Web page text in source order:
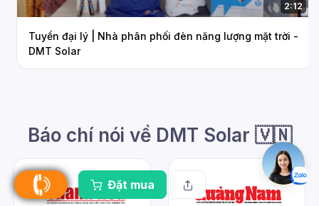
Đặt mua
2:12
Tuyển đại lý | Nhà phân phối đèn năng lượng mặt trời -
DMT Solar
Báo chí nói về DMT Solar 🇻🇳